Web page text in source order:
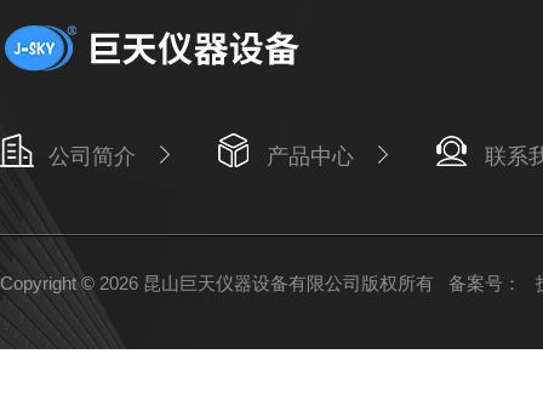
公司简介 产品中心 联系
Copyright © 2026 昆山巨天仪器设备有限公司版权所有 备案号：